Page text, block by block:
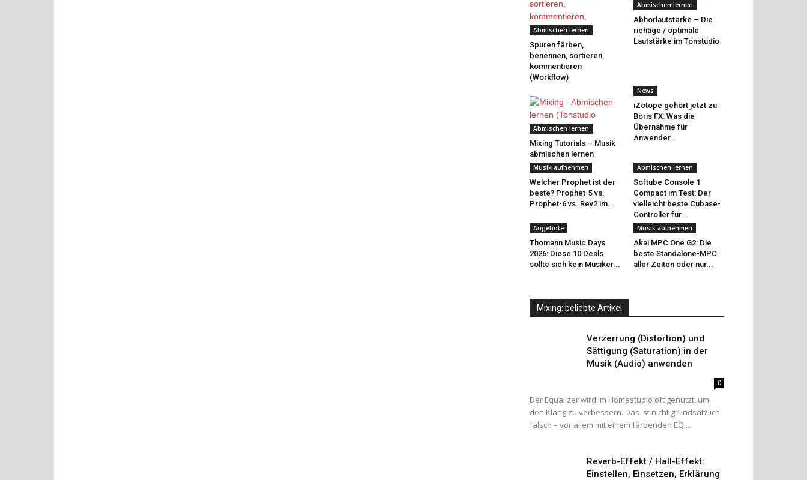
Abmischen lernen
Spuren färben,
benennen, sortieren,
kommentieren
(Workflow)
Abmischen lernen
Abhörlautstärke – Die
richtige / optimale
Lautstärke im Tonstudio
Abmischen lernen
Mixing Tutorials – Musik
abmischen lernen
News
iZotope gehört jetzt zu
Boris FX: Was die
Übernahme für
Anwender...
Musik aufnehmen
Welcher Prophet ist der
beste? Prophet-5 vs.
Prophet-6 vs. Rev2 im...
Abmischen lernen
Softube Console 1
Compact im Test: Der
vielleicht beste Cubase-
Controller für...
Angebote
Thomann Music Days
2026: Diese 10 Deals
sollte sich kein Musiker...
Musik aufnehmen
Akai MPC One G2: Die
beste Standalone-MPC
aller Zeiten oder nur...
Mixing: beliebte Artikel
Verzerrung (Distortion) und
Sättigung (Saturation) in der
Musik (Audio) anwenden
0
Der Equalizer wird im Homestudio oft genutzt, um
den Klang zu verbessern. Das ist nicht grundsätzlich
falsch – vor allem mit einem färbenden EQ....
Reverb-Effekt / Hall-Effekt:
Einstellen, Einsetzen, Erklärung